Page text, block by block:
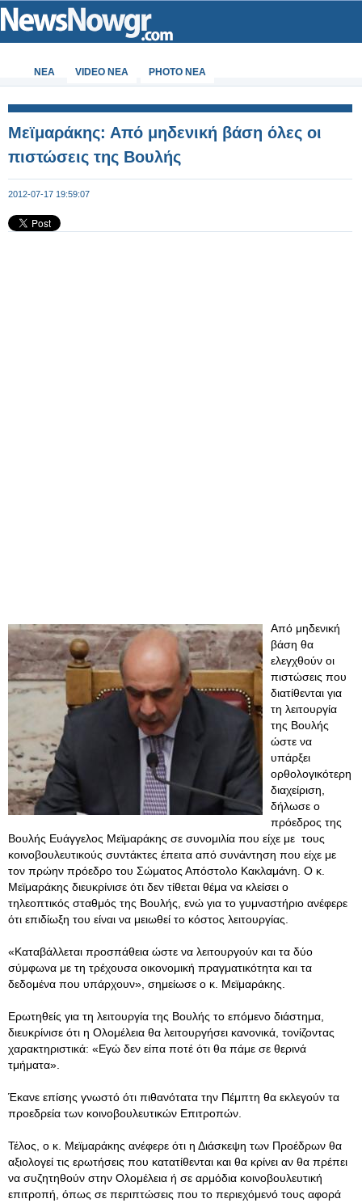
ΝΕΑ VIDEO NEA PHOTO NEA
Μεϊμαράκης: Από μηδενική βάση όλες οι
πιστώσεις της Βουλής
2012-07-17 19:59:07
Από μηδενική
βάση θα
ελεγχθούν οι
πιστώσεις που
διατίθενται για
τη λειτουργία
της Βουλής
ώστε να
υπάρξει
ορθολογικότερη
διαχείριση,
δήλωσε ο
πρόεδρος της
Βουλής Ευάγγελος Μεϊμαράκης σε συνομιλία που είχε με τους
κοινοβουλευτικούς συντάκτες έπειτα από συνάντηση που είχε με
τον πρώην πρόεδρο του Σώματος Απόστολο Κακλαμάνη. Ο κ.
Μεϊμαράκης διευκρίνισε ότι δεν τίθεται θέμα να κλείσει ο
τηλεοπτικός σταθμός της Βουλής, ενώ για το γυμναστήριο ανέφερε
ότι επιδίωξη του είναι να μειωθεί το κόστος λειτουργίας.
«Καταβάλλεται προσπάθεια ώστε να λειτουργούν και τα δύο
σύμφωνα με τη τρέχουσα οικονομική πραγματικότητα και τα
δεδομένα που υπάρχουν», σημείωσε ο κ. Μεϊμαράκης.
Ερωτηθείς για τη λειτουργία της Βουλής το επόμενο διάστημα,
διευκρίνισε ότι η Ολομέλεια θα λειτουργήσει κανονικά, τονίζοντας
χαρακτηριστικά: «Εγώ δεν είπα ποτέ ότι θα πάμε σε θερινά
τμήματα».
Έκανε επίσης γνωστό ότι πιθανότατα την Πέμπτη θα εκλεγούν τα
προεδρεία των κοινοβουλευτικών Επιτροπών.
Τέλος, ο κ. Μεϊμαράκης ανέφερε ότι η Διάσκεψη των Προέδρων θα
αξιολογεί τις ερωτήσεις που κατατίθενται και θα κρίνει αν θα πρέπει
να συζητηθούν στην Ολομέλεια ή σε αρμόδια κοινοβουλευτική
επιτροπή, όπως σε περιπτώσεις που το περιεχόμενό τους αφορά